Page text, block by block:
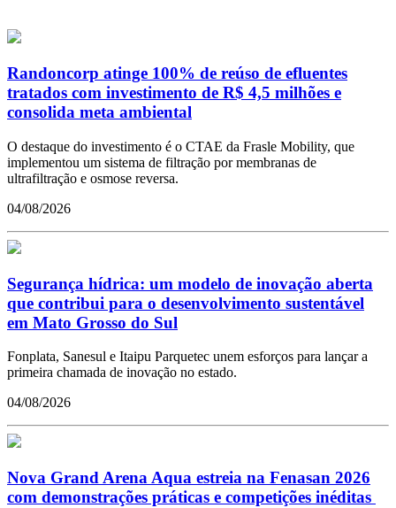
Randoncorp atinge 100% de reúso de efluentes
tratados com investimento de R$ 4,5 milhões e
consolida meta ambiental
O destaque do investimento é o CTAE da Frasle Mobility, que
implementou um sistema de filtração por membranas de
ultrafiltração e osmose reversa.
04/08/2026
Segurança hídrica: um modelo de inovação aberta
que contribui para o desenvolvimento sustentável
em Mato Grosso do Sul
Fonplata, Sanesul e Itaipu Parquetec unem esforços para lançar a
primeira chamada de inovação no estado.
04/08/2026
Nova Grand Arena Aqua estreia na Fenasan 2026
com demonstrações práticas e competições inéditas